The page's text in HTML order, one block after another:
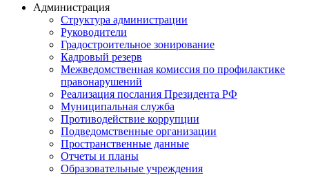
Администрация
Структура администрации
Руководители
Градостроительное зонирование
Кадровый резерв
Межведомственная комиссия по профилактике
правонарушений
Реализация послания Президента РФ
Муниципальная служба
Противодействие коррупции
Подведомственные организации
Пространственные данные
Отчеты и планы
Образовательные учреждения